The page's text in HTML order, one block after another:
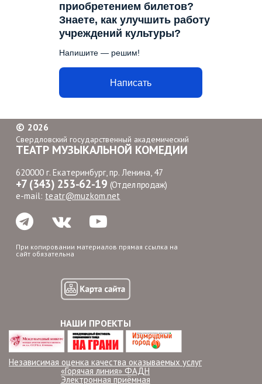
приобретением билетов?
Знаете, как улучшить работу
учреждений культуры?
Напишите — решим!
Написать
© 2026
Свердловский государственный академический
ТЕАТР МУЗЫКАЛЬНОЙ КОМЕДИИ
620000 г. Екатеринбург, пр. Ленина, 47
+7 (343) 253-62-19 (Отдел продаж)
e-mail: teatr@muzkom.net
При копировании материалов прямая ссылка на
сайт обязательна
НАШИ ПРОЕКТЫ
Независимая оценка качества оказываемых услуг
«Горячая линия» ФАДН
Электронная приёмная